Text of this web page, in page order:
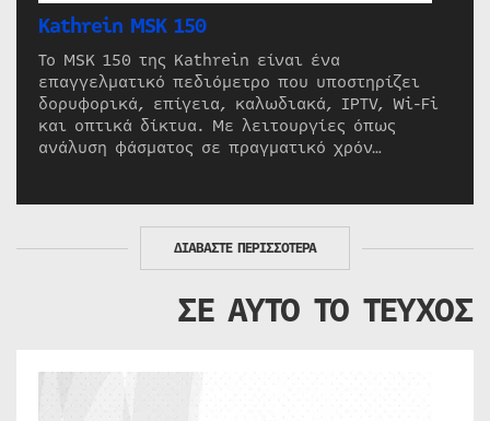
Kathrein MSK 150
Το MSK 150 της Kathrein είναι ένα
επαγγελματικό πεδιόμετρο που υποστηρίζει
δορυφορικά, επίγεια, καλωδιακά, IPTV, Wi-Fi
και οπτικά δίκτυα. Με λειτουργίες όπως
ανάλυση φάσματος σε πραγματικό χρόν…
ΔΙΑΒΑΣΤΕ ΠΕΡΙΣΣΟΤΕΡΑ
ΣΕ ΑΥΤΟ ΤΟ ΤΕΥΧΟΣ